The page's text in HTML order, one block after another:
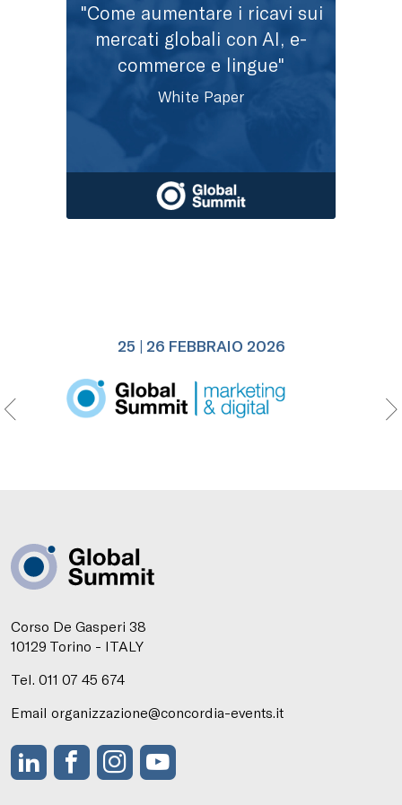
"Come aumentare i ricavi sui
mercati globali con AI, e-
commerce e lingue"
White Paper
25 | 26 FEBBRAIO 2026
Corso De Gasperi 38
10129 Torino - ITALY
Tel. 011 07 45 674
Email organizzazione@concordia-events.it